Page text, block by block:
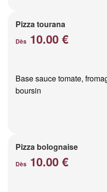
Pizza tourana
Dès 10.00 €
Base sauce tomate,
boursin
Pizza bolognaise
Dès 10.00 €